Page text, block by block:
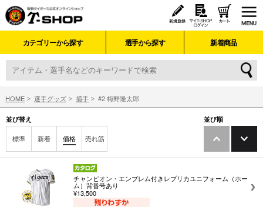
カテゴリーから探す 選手から探す 新着商品
HOME 選手グッズ 捕手 #2 梅野隆太郎
並び替え
標準 新着 価格 売れ筋
並び順
チャンピオン・エンブレム付きレプリカユニフォーム（ホー
ム）背番号あり
¥13,500